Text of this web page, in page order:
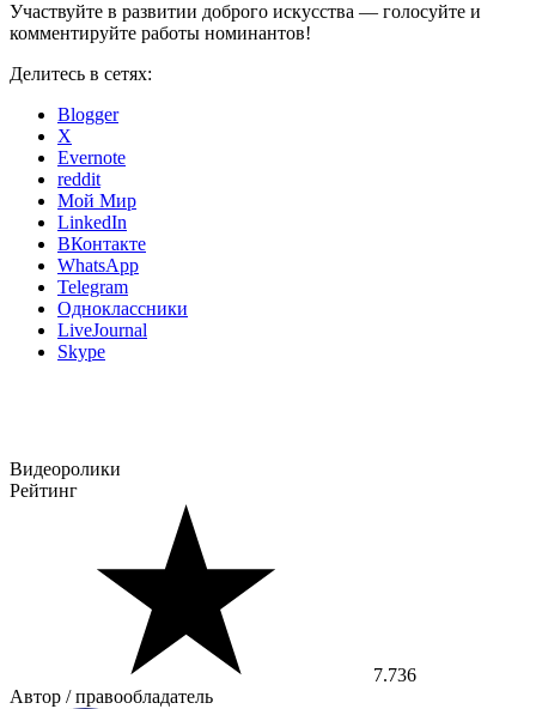
Участвуйте в развитии доброго искусства — голосуйте и
комментируйте работы номинантов!
Делитесь в сетях:
Blogger
X
Evernote
reddit
Мой Мир
LinkedIn
ВКонтакте
WhatsApp
Telegram
Одноклассники
LiveJournal
Skype
Видеоролики
Рейтинг
7.736
Автор / правообладатель